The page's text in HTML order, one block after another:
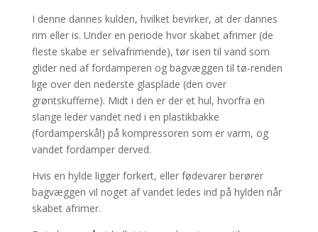
I denne dannes kulden, hvilket bevirker, at der dannes
rim eller is. Under en periode hvor skabet afrimer (de
fleste skabe er selvafrimende), tør isen til vand som
glider ned af fordamperen og bagvæggen til tø-renden
lige over den nederste glasplade (den over
grøntskufferne). Midt i den er der et hul, hvorfra en
slange leder vandet ned i en plastikbakke
(fordamperskål) på kompressoren som er varm, og
vandet fordamper derved.
Hvis en hylde ligger forkert, eller fødevarer berører
bagvæggen vil noget af vandet ledes ind på hylden når
skabet afrimer.